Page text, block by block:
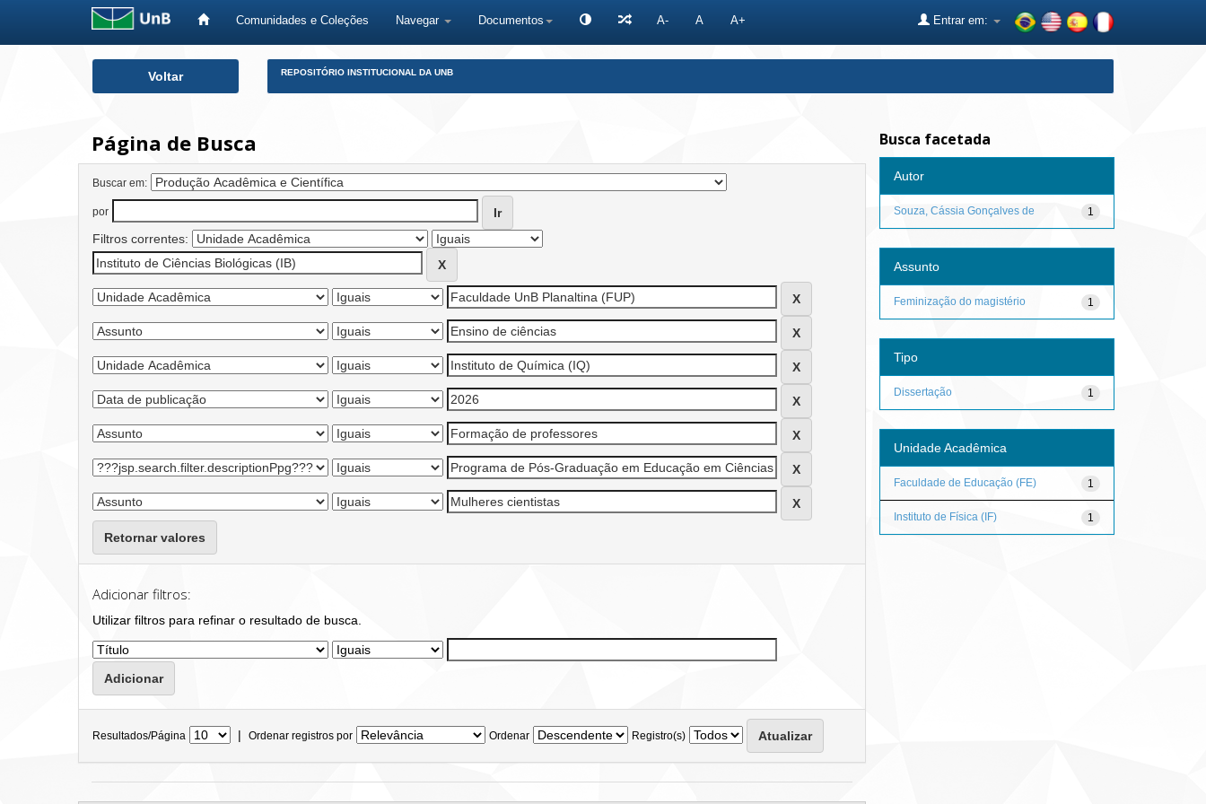
Comunidades e Coleções Navegar Documentos A- A A+ Entrar em:
Voltar REPOSITÓRIO INSTITUCIONAL DA UNB
Página de Busca
Buscar em:
por
Filtros correntes:
Retornar valores
Adicionar filtros:
Utilizar filtros para refinar o resultado de busca.
Resultados/Página | Ordenar registros por Ordenar Registro(s)
Busca facetada
Autor
1
Souza, Cássia Gonçalves de
Assunto
1
Feminização do magistério
Tipo
1
Dissertação
Unidade Acadêmica
1
Faculdade de Educação (FE)
1
Instituto de Física (IF)